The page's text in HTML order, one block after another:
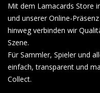
Mit dem Lamacards Store
und unserer Online-
hinweg verbinden wir
Szene.
Für Sammler, Spieler und
einfach, transparent und
Collect.